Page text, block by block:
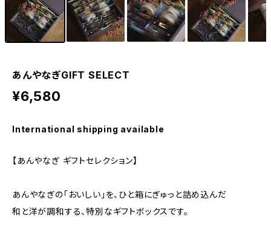
あんやなぎGIFT SELECT
¥6,580
International shipping available
【あんやなぎ ギフトセレクション】
あんやなぎの「おいしい」を、ひと箱にぎゅっと詰め込んだ
和と洋が調和する、特別なギフトボックスです。